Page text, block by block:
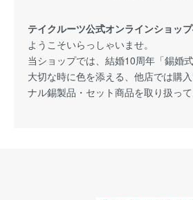
テイクルーツ公式オンラインショッ
ようこそいらっしゃいませ。
当ショップでは、結婚10周年「錫婚
大切な時に色を添える、他店では購
ナル錫製品・セット商品を取り扱って